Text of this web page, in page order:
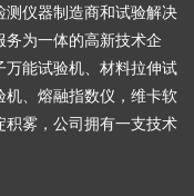
仪器制造商和试验解决
为一体的高新技术企
能试验机、材料拉伸试
、熔融指数仪，维卡软
雾，公司拥有一支技术